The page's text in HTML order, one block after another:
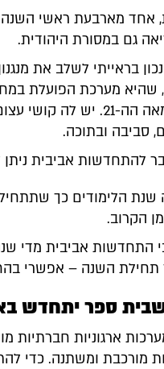
אחד מארבעת ראשי
גם במסורת היהודית.
בראייתי לשלב את
שהיא מערכת הפועלת
למול אתגרי המאה הה-
סביבה ובתוכה.
להתחדשות אביבית ניתן
שנת הלימודים כך
הקרוב.
התחדשות אביבית מדי
תחילת השנה – אפשרי
שבית ספר יתחדש
ארגוניות חברתיות
מורכבת ומשתנה. כדי